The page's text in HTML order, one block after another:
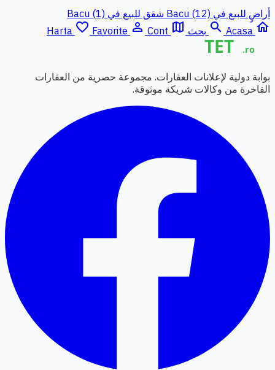
أراضٍ للبيع في Bacu (12) شقق للبيع في Bacu (1)
home
Acasa
search بحث map
Harta favorite_border Favorite person_outline Cont
بوابة دولية لإعلانات العقارات. مجموعة حصرية من العقارات
الفاخرة من وكالات شريكة موثوقة.